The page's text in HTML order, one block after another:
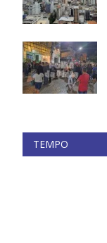
TEMPO